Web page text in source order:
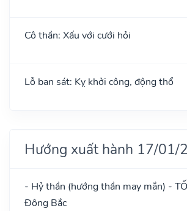
Cô thần: Xấu với cưới hỏi
Lỗ ban sát: Kỵ khởi công, động thổ
Hướng xuất hành 17/01/
- Hỷ thần (hướng thần may mắn) -
Đông Bắc